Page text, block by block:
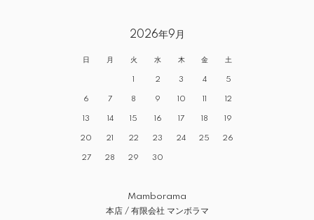
2026年9月
日 月 火 水 木 金 土
1 2 3 4 5
6 7 8 9 10 11 12
13 14 15 16 17 18 19
20 21 22 23 24 25 26
27 28 29 30
Mamborama
本店 / 有限会社 マンボラマ